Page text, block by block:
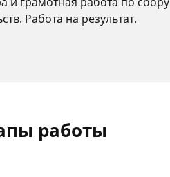
Работа на результат.
работы